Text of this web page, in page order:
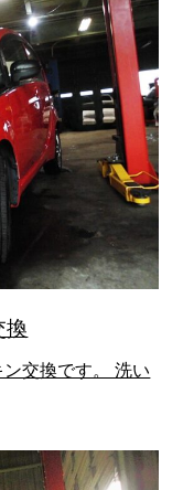
換
交換です。 洗い